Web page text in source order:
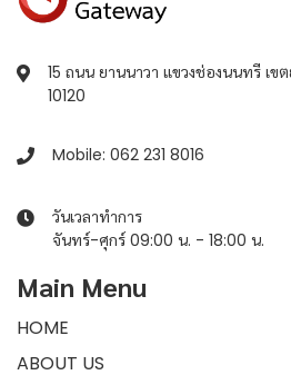
15 ถนน ยานนาวา แขวงช่องนนทรี เข
10120
Mobile: 062 231 8016
วันเวลาทำการ
จันทร์-ศุกร์ 09:00 น. - 18:00 น.
Main Menu
HOME
ABOUT US